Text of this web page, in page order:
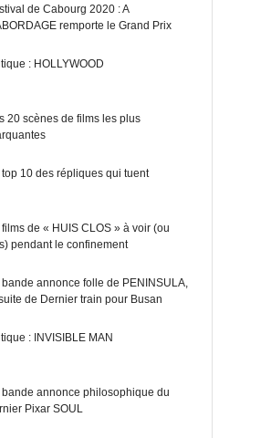
de Cabourg 2020 : A
remporte le Grand Prix
: HOLLYWOOD
20 scènes de films les plus
top 10 des répliques qui tuent
films de « HUIS CLOS » à voir (ou
pendant le confinement
bande annonce folle de PENINSULA,
de Dernier train pour Busan
: INVISIBLE MAN
bande annonce philosophique du
Pixar SOUL